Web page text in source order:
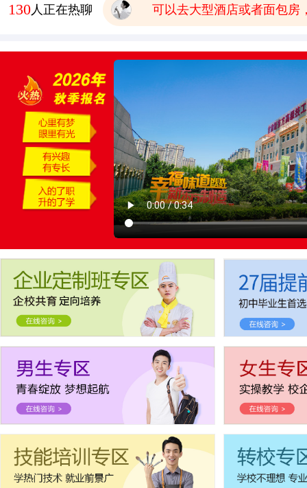
130人正在热聊 可以去大型酒店或者面包房
有木有已经毕业的学生，
报名要带哪些